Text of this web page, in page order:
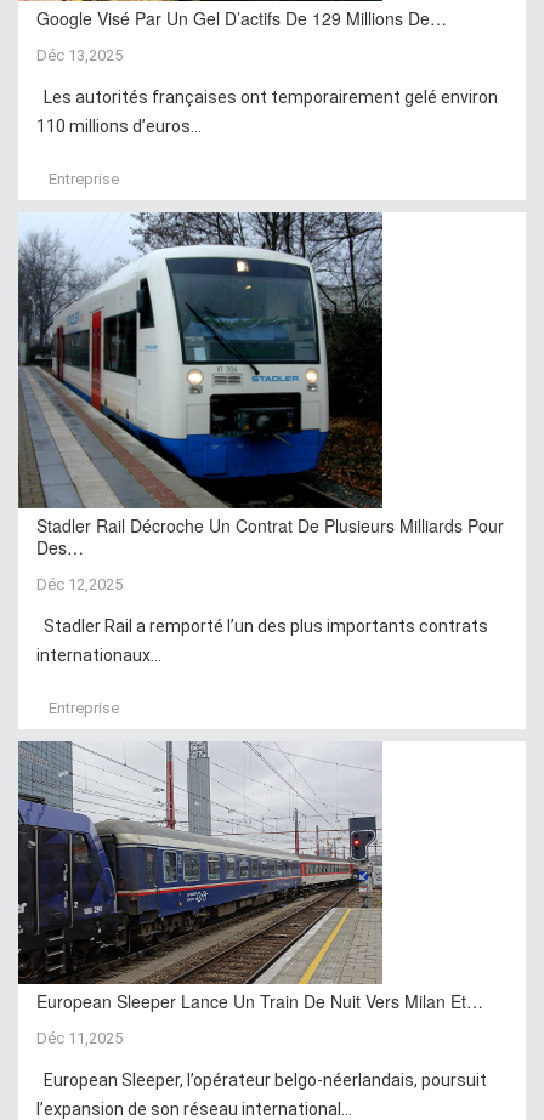
Google Visé Par Un Gel D’actifs De 129 Millions De…
Déc 13,2025
Les autorités françaises ont temporairement gelé environ
110 millions d’euros...
Entreprise
Stadler Rail Décroche Un Contrat De Plusieurs Milliards Pour
Des…
Déc 12,2025
Stadler Rail a remporté l’un des plus importants contrats
internationaux...
Entreprise
European Sleeper Lance Un Train De Nuit Vers Milan Et…
Déc 11,2025
European Sleeper, l’opérateur belgo-néerlandais, poursuit
l’expansion de son réseau international...